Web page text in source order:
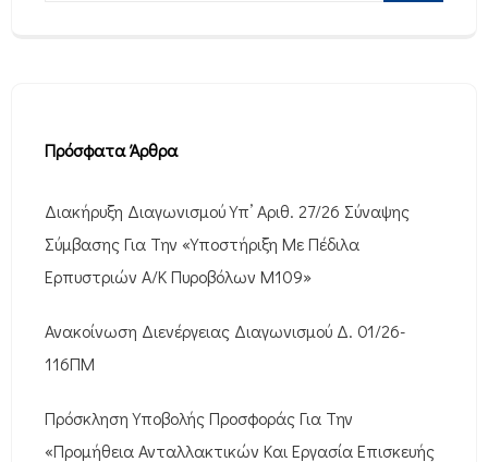
Πρόσφατα Άρθρα
Διακήρυξη Διαγωνισμού Υπ’ Αριθ. 27/26 Σύναψης
Σύμβασης Για Την «Υποστήριξη Με Πέδιλα
Ερπυστριών Α/Κ Πυροβόλων M109»
Ανακοίνωση Διενέργειας Διαγωνισμού Δ. 01/26-
116ΠΜ
Πρόσκληση Υποβολής Προσφοράς Για Την
«Προμήθεια Ανταλλακτικών Και Εργασία Επισκευής